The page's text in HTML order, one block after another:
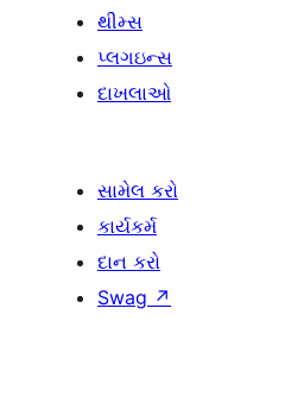
થીમ્સ
પ્લગઇન્સ
દાખલાઓ
સામેલ કરો
કાર્યકર્મ
દાન કરો
Swag ↗